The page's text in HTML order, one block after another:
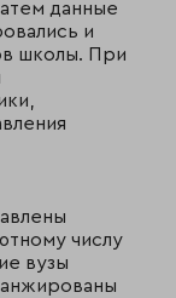
данные
и
школы. При
числу
вузы